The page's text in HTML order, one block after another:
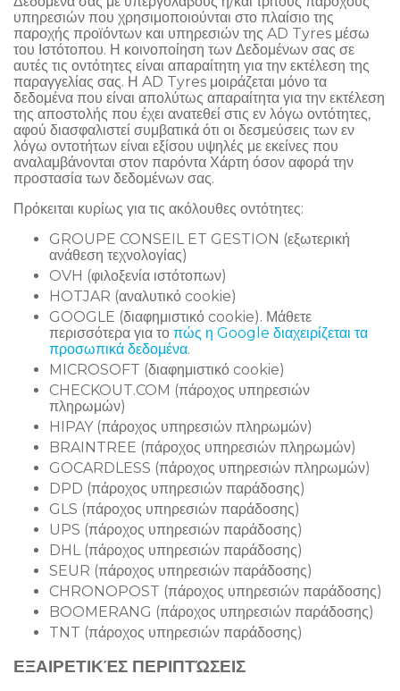
υπηρεσιών που χρησιμοποιούνται στο πλαίσιο της
παροχής προϊόντων και υπηρεσιών της AD Tyres μέσω
του Ιστότοπου. Η κοινοποίηση των Δεδομένων σας σε
αυτές τις οντότητες είναι απαραίτητη για την εκτέλεση της
παραγγελίας σας. Η AD Tyres μοιράζεται μόνο τα
δεδομένα που είναι απολύτως απαραίτητα για την εκτέλεση
της αποστολής που έχει ανατεθεί στις εν λόγω οντότητες,
αφού διασφαλιστεί συμβατικά ότι οι δεσμεύσεις των εν
λόγω οντοτήτων είναι εξίσου υψηλές με εκείνες που
αναλαμβάνονται στον παρόντα Χάρτη όσον αφορά την
προστασία των δεδομένων σας.
Πρόκειται κυρίως για τις ακόλουθες οντότητες:
GROUPE CONSEIL ET GESTION (εξωτερική
ανάθεση τεχνολογίας)
OVH (φιλοξενία ιστότοπων)
HOTJAR (αναλυτικό cookie)
GOOGLE (διαφημιστικό cookie). Μάθετε
περισσότερα για το πώς η Google διαχειρίζεται τα
προσωπικά δεδομένα.
MICROSOFT (διαφημιστικό cookie)
CHECKOUT.COM (πάροχος υπηρεσιών
πληρωμών)
HIPAY (πάροχος υπηρεσιών πληρωμών)
BRAINTREE (πάροχος υπηρεσιών πληρωμών)
GOCARDLESS (πάροχος υπηρεσιών πληρωμών)
DPD (πάροχος υπηρεσιών παράδοσης)
GLS (πάροχος υπηρεσιών παράδοσης)
UPS (πάροχος υπηρεσιών παράδοσης)
DHL (πάροχος υπηρεσιών παράδοσης)
SEUR (πάροχος υπηρεσιών παράδοσης)
CHRONOPOST (πάροχος υπηρεσιών παράδοσης)
BOOMERANG (πάροχος υπηρεσιών παράδοσης)
TNT (πάροχος υπηρεσιών παράδοσης)
ΕΞΑΙΡΕΤΙΚΈΣ ΠΕΡΙΠΤΏΣΕΙΣ